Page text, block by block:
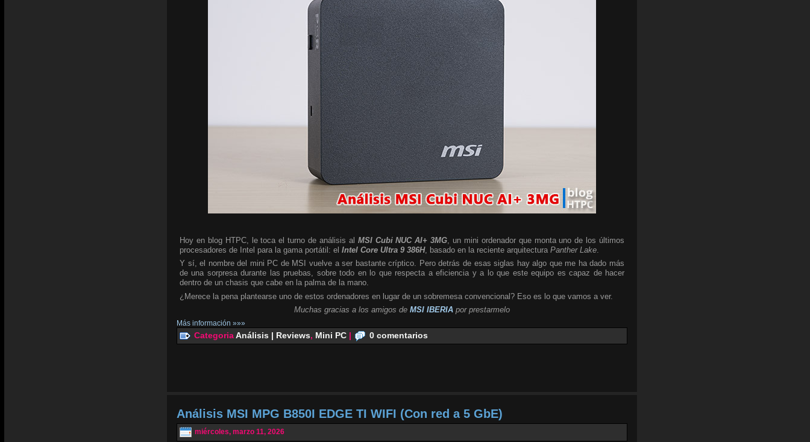
Hoy en blog HTPC, le toca el turno de análisis al MSI Cubi NUC AI+ 3MG , un mini ordenador que monta uno de los últimos
procesadores de Intel para la gama portátil: el Intel Core Ultra 9 386H, basado en la reciente arquitectura Panther Lake
Y sí, el nombre del mini PC de MSI vuelve a ser bastante críptico. Pero detrás de esas siglas hay algo que me ha dado más
de una sorpresa durante las pruebas, sobre todo en lo que respecta a eficiencia y a lo que este equipo es capaz de hacer
dentro de un chasis que cabe en la palma de la mano.
¿Merece la pena plantearse uno de estos ordenadores en lugar de un sobremesa convencional? Eso es lo que vamos a ver.
Muchas gracias a los amigos de MSI IBERIA por prestarmelo
Más información »»»
CategoriaAnálisis | Reviews, Mini PC | 0 comentarios
Análisis MSI MPG B850I EDGE TI WIFI (Con red a 5 GbE)
miércoles, marzo 11, 2026